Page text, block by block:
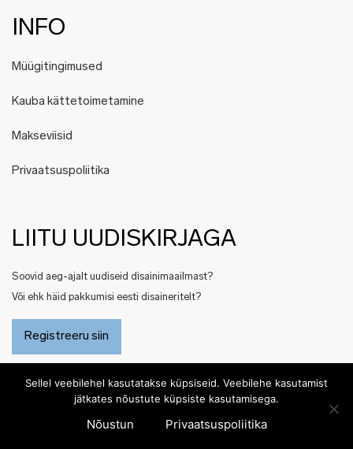
INFO
Müügitingimused
Kauba kättetoimetamine
Makseviisid
Privaatsuspoliitika
LIITU UUDISKIRJAGA
Soovid aeg-ajalt uudiseid disainimaailmast?
Või ehk häid pakkumisi eesti disaineritelt?
Registreeru siin
Sellel veebilehel kasutatakse küpsiseid. Veebilehe kasutamist
jätkates nõustute küpsiste kasutamisega.
Nõustun Privaatsuspoliitika